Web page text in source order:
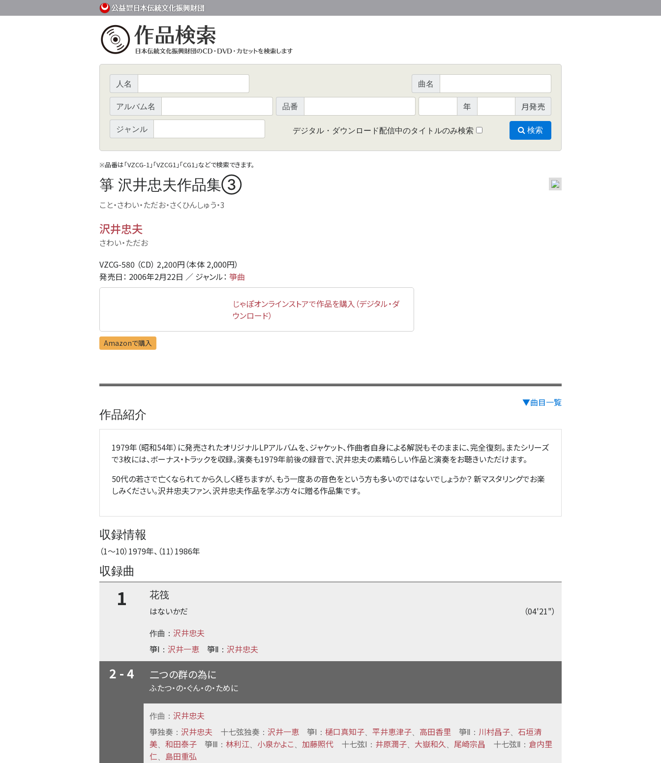
人名 曲名
アルバム名 品番 年 月発売
ジャンル デジタル・ダウンロード配信中のタイトルのみ検索 検索
※品番は「VZCG-1」「VZCG1」「CG1」などで検索できます。
箏 沢井忠夫作品集③
こと・さわい・ただお・さくひんしゅう・3
沢井忠夫
さわい・ただお
VZCG-580 （CD） 2,200円（本体 2,000円）
発売日： 2006年2月22日 ／ ジャンル： 箏曲
じゃぽオンラインストアで作品を購入（デジタル・ダ
ウンロード）
Amazonで購入
▼曲目一覧
作品紹介
1979年（昭和54年）に発売されたオリジナルLPアルバムを、ジャケット、作曲者自身による解説もそのままに、完全復刻。またシリーズ
で3枚には、ボーナス・トラックを収録。演奏も1979年前後の録音で、沢井忠夫の素晴らしい作品と演奏をお聴きいただけます。
50代の若さで亡くなられてから久しく経ちますが、もう一度あの音色をという方も多いのではないでしょうか？ 新マスタリングでお楽
しみください。沢井忠夫ファン、沢井忠夫作品を学ぶ方々に贈る作品集です。
収録情報
（1〜10）1979年、（11）1986年
収録曲
1
花筏
（04'21"）
はないかだ
作曲： 沢井忠夫
箏Ⅰ ： 沢井一恵 箏Ⅱ ： 沢井忠夫
2 - 4 二つの群の為に
ふたつ・の・ぐん・の・ために
作曲： 沢井忠夫
箏独奏 ： 沢井忠夫 十七弦独奏 ： 沢井一恵 箏Ⅰ ： 樋口真知子、 平井恵津子、 高田香里 箏Ⅱ ： 川村昌子、 石垣清
美、 和田泰子 箏Ⅲ ： 林利江、 小泉かよこ、 加藤照代 十七弦Ⅰ ： 井原潤子、 大嶽和久、 尾崎宗昌 十七弦Ⅱ ： 倉内里
仁、 島田重弘